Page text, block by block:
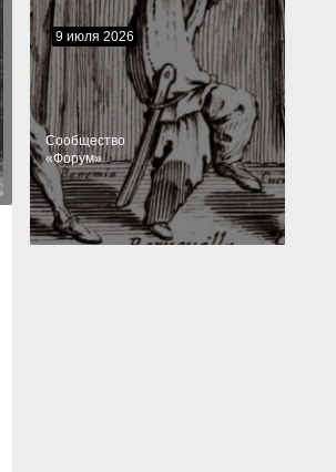
9 июля 2026
Cообщество
«Форум»